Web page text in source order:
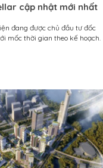
cập nhật mới nhất
đang được chủ đầu tư đốc
mốc thời gian theo kế hoạch.